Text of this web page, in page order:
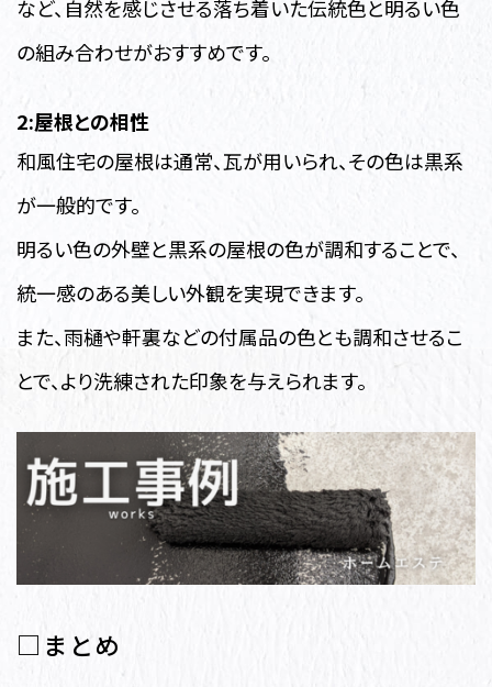
など、自然を感じさせる落ち着いた伝統色と明るい色
の組み合わせがおすすめです。
2:屋根との相性
和風住宅の屋根は通常、瓦が用いられ、その色は黒系
が一般的です。
明るい色の外壁と黒系の屋根の色が調和することで、
統一感のある美しい外観を実現できます。
また、雨樋や軒裏などの付属品の色とも調和させるこ
とで、より洗練された印象を与えられます。
□まとめ